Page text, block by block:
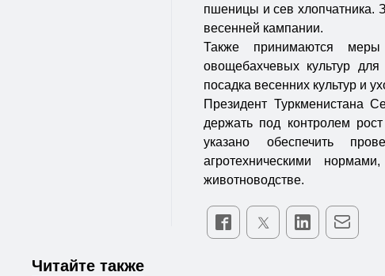
пшеницы и сев хлопчатника.
весенней кампании.
Также принимаются
овощебахчевых культур для
посадка весенних культур и
Президент Туркменистана
держать под контролем
указано обеспечить
агротехническими
животноводстве.
Читайте также